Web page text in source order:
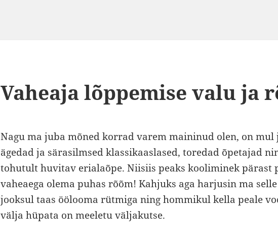
Vaheaja lõppemise valu ja
Nagu ma juba mõned korrad varem maininud olen, on mul
ägedad ja särasilmsed klassikaaslased, toredad õpetajad
tohutult huvitav erialaõpe. Niisiis peaks kooliminek pärast
vaheaega olema puhas rõõm! Kahjuks aga harjusin ma
jooksul taas öölooma rütmiga ning hommikul kella peale
välja hüpata on meeletu väljakutse.